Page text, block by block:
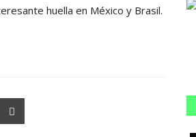
huella en México y Brasil.